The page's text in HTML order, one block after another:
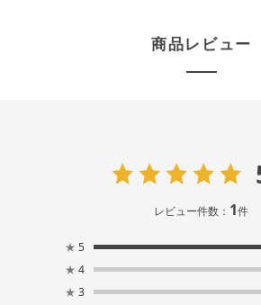
商品レビュー
レビュー件数： 1件
★ 5
★ 4
★ 3